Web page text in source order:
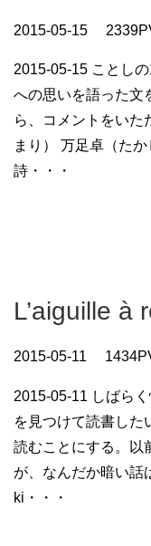
2015-05-15
2015-05-15 ことし
への思いを語った文
ら、コメントをいた
まり） 万足卓（た
詩・・・
L’aiguille à
2015-05-11
2015-05-11 しばら
を見つけて読書した
読むことにする。以
が、なんだか暗い話
ki・・・